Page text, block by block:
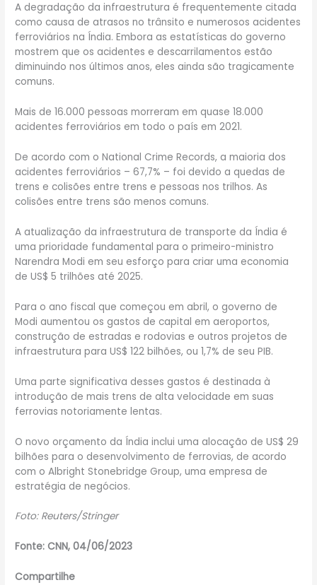
A degradação da infraestrutura é frequentemente citada
como causa de atrasos no trânsito e numerosos acidentes
ferroviários na Índia. Embora as estatísticas do governo
mostrem que os acidentes e descarrilamentos estão
diminuindo nos últimos anos, eles ainda são tragicamente
comuns.
Mais de 16.000 pessoas morreram em quase 18.000
acidentes ferroviários em todo o país em 2021.
De acordo com o National Crime Records, a maioria dos
acidentes ferroviários – 67,7% – foi devido a quedas de
trens e colisões entre trens e pessoas nos trilhos. As
colisões entre trens são menos comuns.
A atualização da infraestrutura de transporte da Índia é
uma prioridade fundamental para o primeiro-ministro
Narendra Modi em seu esforço para criar uma economia
de US$ 5 trilhões até 2025.
Para o ano fiscal que começou em abril, o governo de
Modi aumentou os gastos de capital em aeroportos,
construção de estradas e rodovias e outros projetos de
infraestrutura para US$ 122 bilhões, ou 1,7% de seu PIB.
Uma parte significativa desses gastos é destinada à
introdução de mais trens de alta velocidade em suas
ferrovias notoriamente lentas.
O novo orçamento da Índia inclui uma alocação de US$ 29
bilhões para o desenvolvimento de ferrovias, de acordo
com o Albright Stonebridge Group, uma empresa de
estratégia de negócios.
Foto: Reuters/Stringer
Fonte: CNN, 04/06/2023
Compartilhe